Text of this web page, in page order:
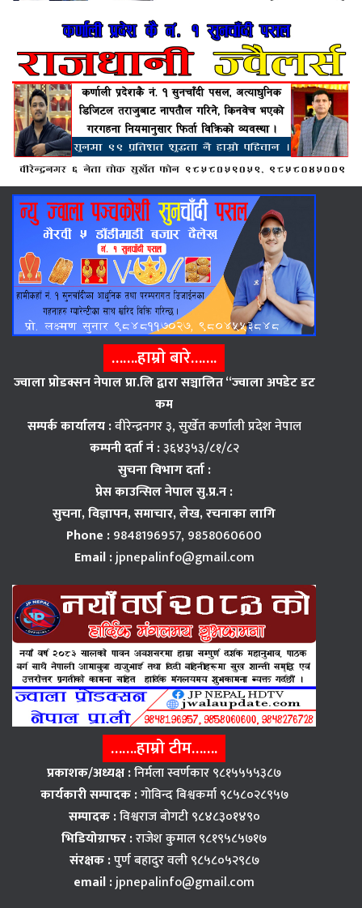
…….हाम्राे बारे…….
ज्वाला प्राेडक्सन नेपाल प्रा.लि द्वारा सञ्चालित “ज्वाला अपडेट डट
कम
सम्पर्क कार्यालय :वीरेन्द्रनगर ३, सुर्खेत कर्णाली प्रदेश नेपाल
कम्पनी दर्ता नं :३६४३५३/८१/८२
सुचना विभाग दर्ता :
प्रेस काउन्सिल नेपाल सु.प्र.न :
सुचना, विज्ञापन,समाचार, लेख, रचनाका लागि
Phone :9848196957, 9858060600
Email :jpnepalinfo@gmail.com
…….हाम्रो टीम…….
प्रकाशक/अध्यक्ष :निर्मला स्वर्णकार ९८१५५५५३८७
कार्यकारी सम्पादक :गोविन्द बिश्वकर्मा ९८५८०२८९५७
सम्पादक :विश्वराज बाेगटी ९८४८३०१४९०
भिडियोग्राफर :राजेश कुमाल ९८१९५८५७१७
संरक्षक :पुर्ण बहादुर वली ९८५८०५२९८७
email :jpnepalinfo@gmail.com